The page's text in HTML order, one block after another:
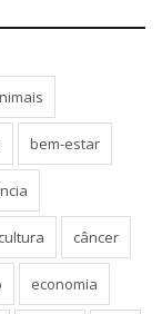
bem-estar
cultura câncer
economia